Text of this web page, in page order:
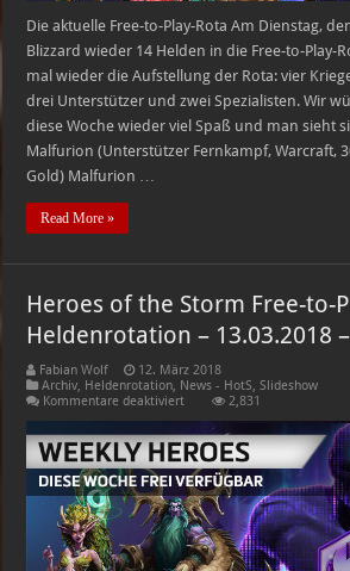
Die aktuelle Free-to-Play-Rota Am Dienstag,
Blizzard wieder 14 Helden in die Free-to-Play-
mal wieder die Aufstellung der Rota: vier
drei Unterstützer und zwei Spezialisten. Wir
diese Woche wieder viel Spaß und man sieht
Malfurion (Unterstützer Fernkampf, Warcraft,
Gold) Malfurion …
Read More »
Heroes of the Storm Free-to-
Heldenrotation – 13.03.2018
Fabian Wolf
12. März 2018
Archiv, Heldenrotation, News - HotS,Slideshow
Kommentare deaktiviertfür
of
the
Storm
Free-
to-
Play-
Heldenrotation
–
13.03.2018
2,831